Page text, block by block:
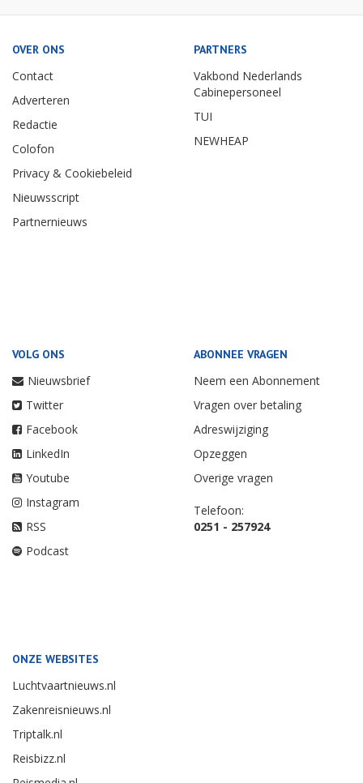
OVER ONS
Contact
Adverteren
Redactie
Colofon
Privacy & Cookiebeleid
Nieuwsscript
Partnernieuws
PARTNERS
Vakbond Nederlands
Cabinepersoneel
TUI
NEWHEAP
VOLG ONS
Nieuwsbrief
Twitter
Facebook
LinkedIn
Youtube
Instagram
RSS
Podcast
ABONNEE VRAGEN
Neem een Abonnement
Vragen over betaling
Adreswijziging
Opzeggen
Overige vragen
Telefoon:
0251 - 257924
ONZE WEBSITES
Luchtvaartnieuws.nl
Zakenreisnieuws.nl
Triptalk.nl
Reisbizz.nl